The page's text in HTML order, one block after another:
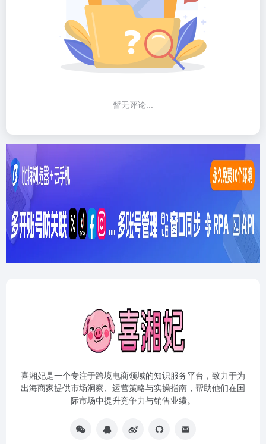
暂无评论...
喜湘妃是一个专注于跨境电商领域的知识服务平台，致力于为
出海商家提供市场洞察、运营策略与实操指南，帮助他们在国
际市场中提升竞争力与销售业绩。